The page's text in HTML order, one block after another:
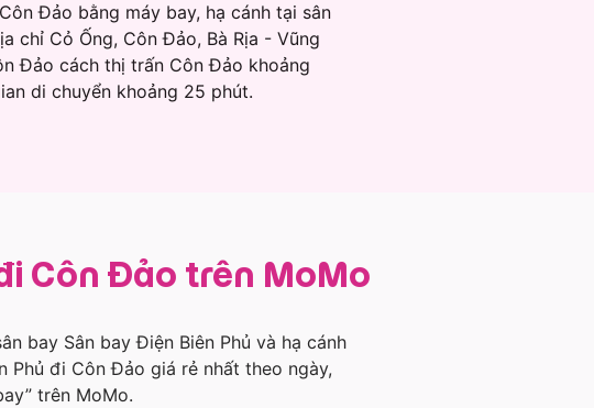
Đảo bằng máy bay, hạ cánh tại sân
chỉ Cỏ Ống, Côn Đảo, Bà Rịa - Vũng
Đảo cách thị trấn Côn Đảo khoảng
di chuyển khoảng 25 phút.
Côn Đảo trên MoMo
bay Sân bay Điện Biên Phủ và hạ cánh
đi Côn Đảo giá rẻ nhất theo ngày,
trên MoMo.